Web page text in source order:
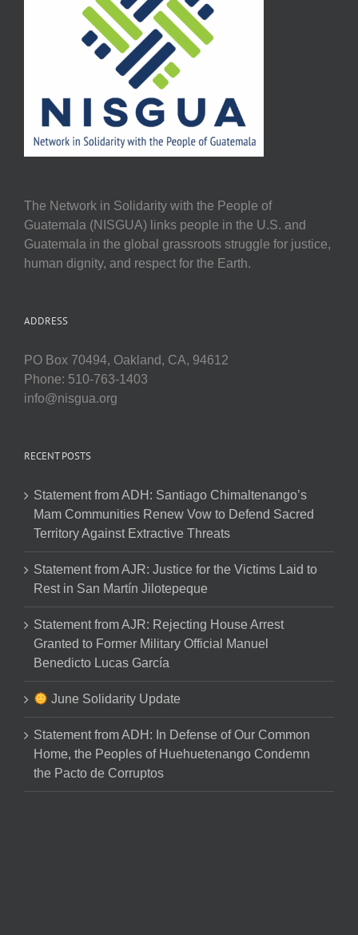
The Network in Solidarity with the People of
Guatemala (NISGUA) links people in the U.S. and
Guatemala in the global grassroots struggle for justice,
human dignity, and respect for the Earth.
ADDRESS
PO Box 70494, Oakland, CA, 94612
Phone: 510-763-1403
info@nisgua.org
RECENT POSTS
Statement from ADH: Santiago Chimaltenango’s
Mam Communities Renew Vow to Defend Sacred
Territory Against Extractive Threats
Statement from AJR: Justice for the Victims Laid to
Rest in San Martín Jilotepeque
Statement from AJR: Rejecting House Arrest
Granted to Former Military Official Manuel
Benedicto Lucas García
June Solidarity Update
Statement from ADH: In Defense of Our Common
Home, the Peoples of Huehuetenango Condemn
the Pacto de Corruptos